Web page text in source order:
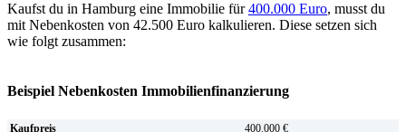
Kaufst du in Hamburg eine Immobilie für400.000 Euro, musst du
mit Nebenkosten von 42.500 Euro kalkulieren. Diese setzen sich
wie folgt zusammen:
Beispiel Nebenkosten Immobilienfinanzierung
Kaufpreis 400.000 €